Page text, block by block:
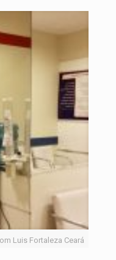
Luis Fortaleza Ceará